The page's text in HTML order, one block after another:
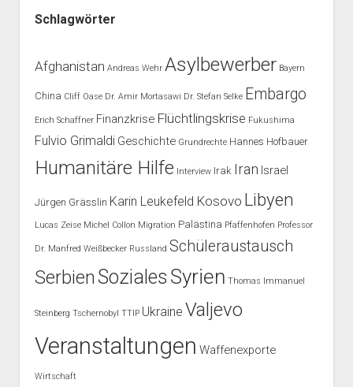
Schlagwörter
Afghanistan Andreas Wehr Asylbewerber Bayern
China Cliff Oase Dr. Amir Mortasawi Dr. Stefan Selke Embargo
Erich Schaffner Finanzkrise Flüchtlingskrise Fukushima
Fulvio Grimaldi Geschichte Grundrechte Hannes Hofbauer
Humanitäre Hilfe Interview Irak Iran Israel
Jürgen Grässlin Karin Leukefeld Kosovo Libyen
Lucas Zeise Michel Collon Migration Palästina Pfaffenhofen Professor
Dr. Manfred Weißbecker Russland Schüleraustausch
SerbienSoziales Syrien Thomas Immanuel
Steinberg Tschernobyl TTIP Ukraine Valjevo
Veranstaltungen Waffenexporte
Wirtschaft